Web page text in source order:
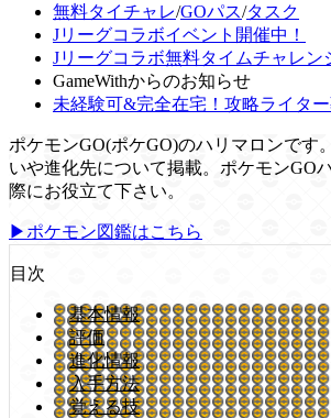
無料タイチャレ/GOパス/タスク
Jリーグコラボイベント開催中！
Jリーグコラボ無料タイムチャレン
GameWithからのお知らせ
未経験可&完全在宅！攻略ライター
ポケモンGO(ポケGO)のハリマロンです
いや進化先について掲載。ポケモンGO
際にお役立て下さい。
▶ポケモン図鑑はこちら
目次
基本情報
評価
進化情報
入手方法
覚える技